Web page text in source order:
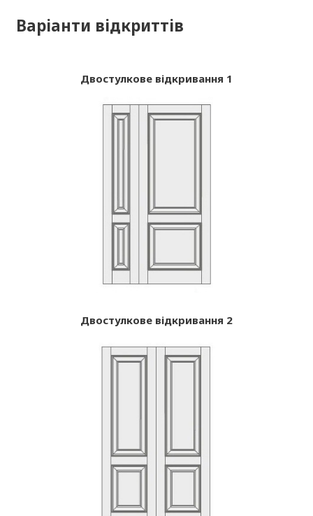
Варіанти відкриттів
Двостулкове відкривання 1
Двостулкове відкривання 2